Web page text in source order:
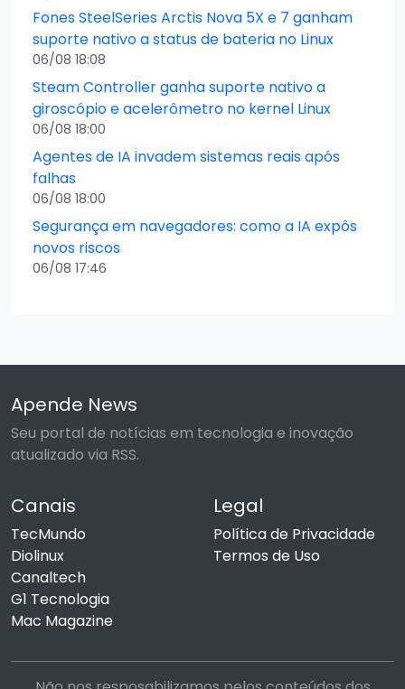
Fones SteelSeries Arctis Nova 5X e 7 ganham
suporte nativo a status de bateria no Linux
06/08 18:08
Steam Controller ganha suporte nativo a
giroscópio e acelerômetro no kernel Linux
06/08 18:00
Agentes de IA invadem sistemas reais após
falhas
06/08 18:00
Segurança em navegadores: como a IA expôs
novos riscos
06/08 17:46
Apende News
Seu portal de notícias em tecnologia e inovação
atualizado via RSS.
Canais
TecMundo
Diolinux
Canaltech
G1 Tecnologia
Mac Magazine
Legal
Política de Privacidade
Termos de Uso